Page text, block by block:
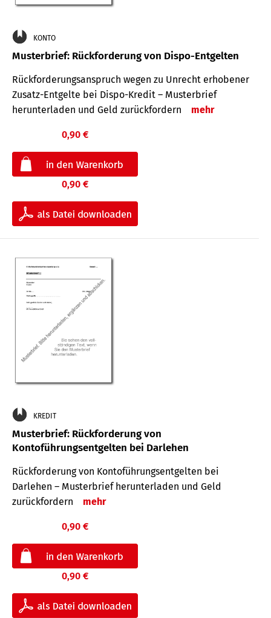
KONTO
Musterbrief: Rückforderung von Dispo-Entgelten
Rückforderungsanspruch wegen zu Unrecht erhobener
Zusatz-Entgelte bei Dispo-Kredit – Musterbrief
herunterladen und Geld zurückfordern
mehr
0,90 €
0,90 €
KREDIT
Musterbrief: Rückforderung von
Kontoführungsentgelten bei Darlehen
Rückforderung von Kontoführungsentgelten bei
Darlehen – Musterbrief herunterladen und Geld
zurückfordern
mehr
0,90 €
0,90 €